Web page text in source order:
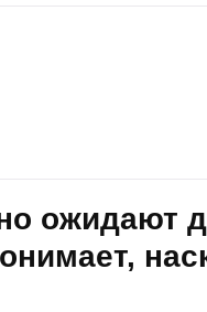
ожидают